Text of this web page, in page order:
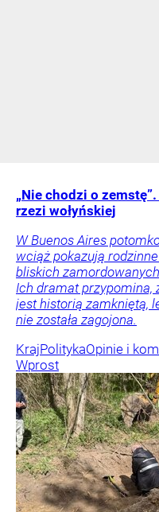
„Nie chodzi o
rzezi wołyńskiej
W Buenos Aires
wciąż pokazują
bliskich
Ich dramat przypomina,
jest historią zamkniętą,
nie została zagojona.
KrajPolitykaOpinie i
Wprost